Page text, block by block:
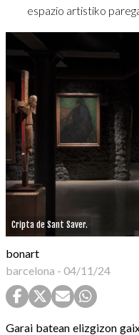
espazio artistiko
Cripta de Sant Saver.
bonart
barcelona - 04/11/24
Garai batean elizgizon